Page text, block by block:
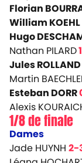
Florian
William KOEHL
Hugo
Nathan PILARD
Jules ROLLAND
Martin
Esteban DORR
Alexis
1/8 de finale
Dames
Jade HUYNH 2-